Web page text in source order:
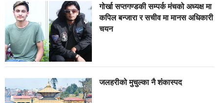
गोर्खा सप्तगण्डकी सम्पर्क मंचको अध्यक्ष मा
कपिल बन्जारा र सचीव मा मानस अधिकारी
चयन
जलहरीको मुचुल्का नै शंंकास्पद